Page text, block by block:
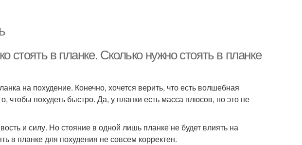
стоять в планке. Сколько нужно стоять в планке
на похудение. Конечно, хочется верить, что есть волшебная
чтобы похудеть быстро. Да, у планки есть масса плюсов, но это не
и силу. Но стояние в одной лишь планке не будет влиять на
в планке для похудения не совсем корректен.